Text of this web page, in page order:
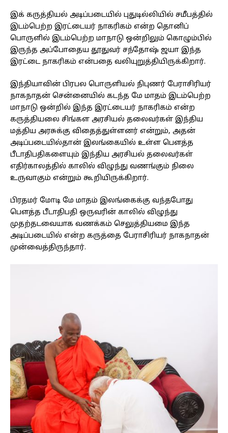
இக் கருத்தியல் அடிப்படையில் புதுடில்லியில் சமீபத்தில்
இடம்பெற்ற இரட்டையர் நாகரிகம் என்ற தொனிப்
பொருளில் இடம்பெற்ற மாநாடு ஒன்றிலும் கொழும்பில்
இருந்த அப்போதைய தூதுவர் சந்தோஷ் ஜயா இந்த
இரட்டை நாகரிகம் என்பதை வலியுறுத்தியிருக்கிறார்.
இந்தியாவின் பிரபல பொருளியல் நிபுணர் பேராசிரியர்
நாகநாதன் சென்னையில் கடந்த மே மாதம் இடம்பெற்ற
மாநாடு ஒன்றில் இந்த இரட்டையர் நாகரிகம் என்ற
கருத்தியலை சிங்கள அரசியல் தலைவர்கள் இந்திய
மத்திய அரசுக்கு விதைத்துள்ளனர் என்றும், அதன்
அடிப்படையில்தான் இலங்கையில் உள்ள பௌத்த
பீடாதிபதிகளையும் இந்திய அரசியல் தலைவர்கள்
எதிர்காலத்தில் காலில் விழுந்து வணங்கும் நிலை
உருவாகும் என்றும் கூறியிருக்கிறார்.
பிரதமர் மோடி மே மாதம் இலங்கைக்கு வந்தபோது
பௌத்த பீடாதிபதி ஒருவரின் காலில் விழுந்து
முதற்தடவையாக வணக்கம் செலுத்தியமை இந்த
அடிப்படையில் என்ற கருத்தை பேராசிரியர் நாகநாதன்
முன்வைத்திருந்தார்.